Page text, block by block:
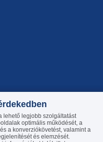
lehető legjobb szolgáltatást
optimális működését, a
a konverziókövetést, valamint a
és elemzését.